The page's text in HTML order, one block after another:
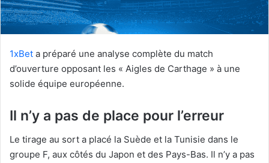
1xBet a préparé une analyse complète du match
d’ouverture opposant les « Aigles de Carthage » à une
solide équipe européenne.
Il n’y a pas de place pour l’erreur
Le tirage au sort a placé la Suède et la Tunisie dans le
groupe F, aux côtés du Japon et des Pays-Bas. Il n’y a pas